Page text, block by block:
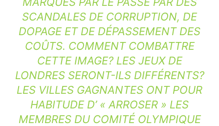
SCANDALES DE CORRUPTION, DE
DOPAGE ET DE DÉPASSEMENT DES
COÛTS. COMMENT COMBATTRE
CETTE IMAGE? LES JEUX DE
LONDRES SERONT-ILS DIFFÉRENTS?
LES VILLES GAGNANTES ONT POUR
HABITUDE D’ « ARROSER » LES
MEMBRES DU COMITÉ OLYMPIQUE